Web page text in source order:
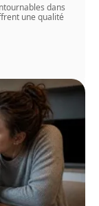
dans
une qualité